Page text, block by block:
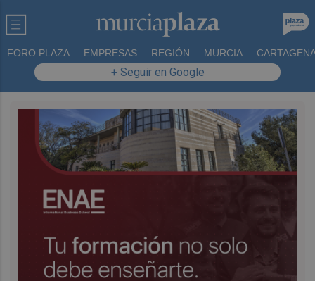
FORO PLAZA EMPRESAS REGIÓN MURCIA
+ Seguir en Google